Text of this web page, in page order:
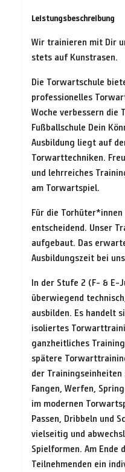
Leistungsbeschreibung
Wir trainieren mit Dir
stets auf Kunstrasen.
Die Torwartschule
professionelles
Woche verbessern
Fußballschule Dein
Ausbildung liegt auf
Torwarttechniken.
und lehrreiches
am Torwartspiel.
Für die
entscheidend. Unser
aufgebaut. Das
Ausbildungszeit bei
In der Stufe 2 (F- & E-
überwiegend
ausbilden. Es handelt
isoliertes
ganzheitliches
spätere
der
Fangen, Werfen,
im modernen
Passen, Dribbeln und
vielseitig und
Spielformen. Am Ende
Teilnehmenden ein